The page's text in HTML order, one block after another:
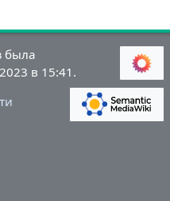
была
в 15:41.